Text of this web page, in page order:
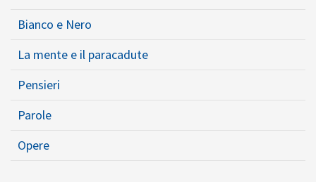
Bianco e Nero
La mente e il paracadute
Pensieri
Parole
Opere